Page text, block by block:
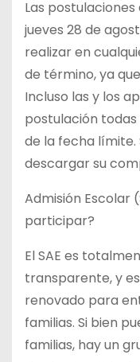
Las
jueves 28 de
realizar en
de término, ya
Incluso las y los
postulación todas
de la fecha límite.
descargar su
Admisión Escolar
participar?
El SAE es
transparente, y
renovado para
familias. Si bien
familias, hay un